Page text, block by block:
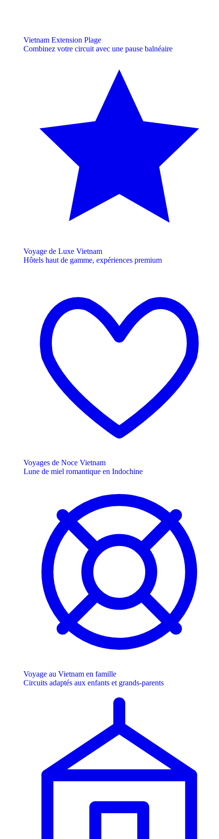
Vietnam Extension Plage
Combinez votre circuit avec une pause balnéaire
Voyage de Luxe Vietnam
Hôtels haut de gamme, expériences premium
Voyages de Noce Vietnam
Lune de miel romantique en Indochine
Voyage au Vietnam en famille
Circuits adaptés aux enfants et grands-parents